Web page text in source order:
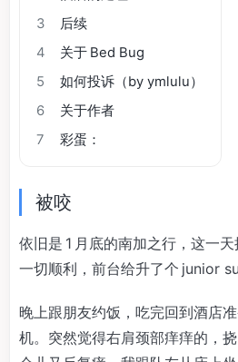
3
后续
4
关于 Bed Bug
5
如何投诉（by ymlulu）
6
关于作者
7
彩蛋：
被咬
依旧是 1 月底的南加之行，这一
一切顺利，前台给升了个 junior
晚上跟朋友约饭，吃完回到酒店
机。突然觉得右肩颈部痒痒的，